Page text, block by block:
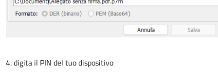
4. digita il PIN del tuo dispositivo